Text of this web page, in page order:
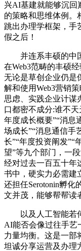
兴AI基建就能够沉回
的策略和思维体例。
跳出办理学框架，手
假之后！
并连系丰硕的中国
在Web3范畴的丰硕
无论是草创企业仍是
解和使用Web3营销
思虑、实践企业计谋
口都密不成分:谁不
年度成长概要”“消息
场成长”“消息通信手
长”“年度投资阐发”“
望”等九个部门，一
经对过去一百五十年
书中，硬实力必需建
还担任Serotonin孵化
文并茂，能够帮帮读
以及人工智能若何
AI能否会像过往手艺
力量均衡。这是一部
坦诚分享运营及办理